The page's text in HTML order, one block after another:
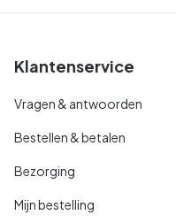
Klantenservice
Vragen & antwoorden
Bestellen & betalen
Bezorging
Mijn bestelling